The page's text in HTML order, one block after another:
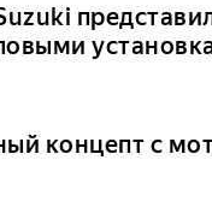
концепт с